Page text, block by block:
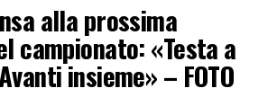
alla prossima
campionato: «Testa a
insieme» – FOTO